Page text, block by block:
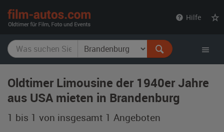
Hilfe
Oldtimer Limousine der 1940er Jahre
aus USA mieten in Brandenburg
1 bis 1 von insgesamt 1 Angeboten